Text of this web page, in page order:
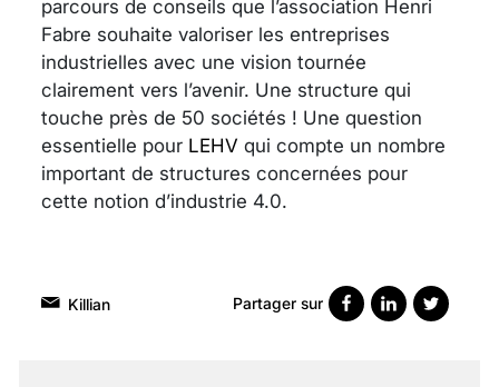
parcours de conseils que l’association Henri
Fabre souhaite valoriser les entreprises
industrielles avec une vision tournée
clairement vers l’avenir. Une structure qui
touche près de 50 sociétés ! Une question
essentielle pour LEHV qui compte un nombre
important de structures concernées pour
cette notion d’industrie 4.0.
Killian Partager sur